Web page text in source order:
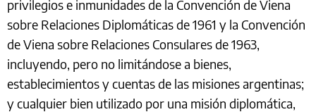
privilegios e inmunidades de la Convención de Viena
sobre Relaciones Diplomáticas de 1961 y la Convención
de Viena sobre Relaciones Consulares de 1963,
incluyendo, pero no limitándose a bienes,
establecimientos y cuentas de las misiones argentinas;
y cualquier bien utilizado por una misión diplomática,